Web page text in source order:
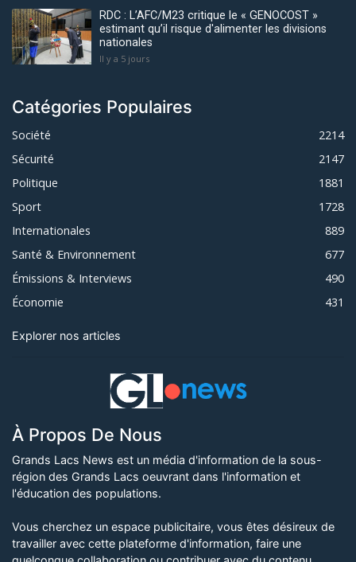
RDC : L’AFC/M23 critique le « GENOCOST »
estimant qu’il risque d'alimenter les divisions
nationales
Il y a 5 jours
Catégories Populaires
Société
2214
Sécurité
2147
Politique
1881
Sport
1728
Internationales
889
Santé & Environnement
677
Émissions & Interviews
490
Économie
431
Explorer nos articles
À Propos De Nous
Grands Lacs News est un média d'information de la sous-
région des Grands Lacs oeuvrant dans l'information et
l'éducation des populations.
Vous cherchez un espace publicitaire, vous êtes désireux de
travailler avec cette plateforme d'information, faire une